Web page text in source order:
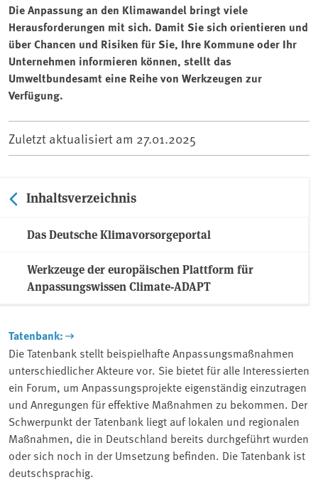
Die Anpassung an den Klimawandel bringt viele
Herausforderungen mit sich. Damit Sie sich orientieren und
über Chancen und Risiken für Sie, Ihre Kommune oder Ihr
Unternehmen informieren können, stellt das
Umweltbundesamt eine Reihe von Werkzeugen zur
Verfügung.
Zuletzt aktualisiert am 27.01.2025
Inhaltsverzeichnis
Das Deutsche Klimavorsorgeportal
Werkzeuge der europäischen Plattform für
Anpassungswissen Climate-ADAPT
Tatenbank:
Die Tatenbank stellt beispielhafte Anpassungsmaßnahmen
unterschiedlicher Akteure vor. Sie bietet für alle Interessierten
ein Forum, um Anpassungsprojekte eigenständig einzutragen
und Anregungen für effektive Maßnahmen zu bekommen. Der
Schwerpunkt der Tatenbank liegt auf lokalen und regionalen
Maßnahmen, die in Deutschland bereits durchgeführt wurden
oder sich noch in der Umsetzung befinden. Die Tatenbank ist
deutschsprachig.